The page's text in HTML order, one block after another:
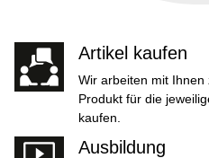
Artikel kaufen
Wir arbeiten mit
Produkt für die
kaufen.
Ausbildung